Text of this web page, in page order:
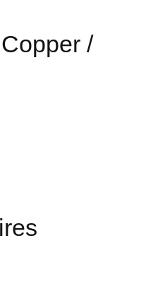
/